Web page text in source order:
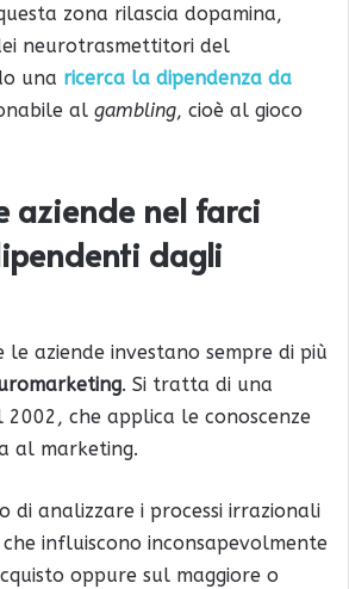
zona rilascia dopamina,
neurotrasmettitori del
una ricerca la dipendenza da
al gambling, cioè al gioco
aziende nel farci
dagli
le aziende investano sempre di più
. Si tratta di una
che applica le conoscenze
al marketing.
di analizzare i processi irrazionali
influiscono inconsapevolmente
oppure sul maggiore o